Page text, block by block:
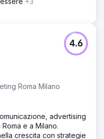
Roma Milano
4.6
advertising
e a Milano.
crescita con strategie